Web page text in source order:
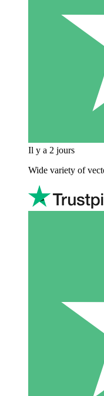
Il y a 2 jours
Wide variety of